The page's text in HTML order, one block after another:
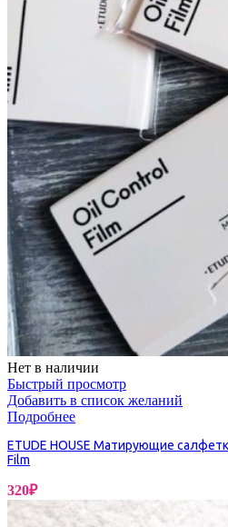
Нет в наличии
Быстрый просмотр
Добавить в список желаний
Подробнее
ETUDE HOUSE Матирующие
Film
320₽